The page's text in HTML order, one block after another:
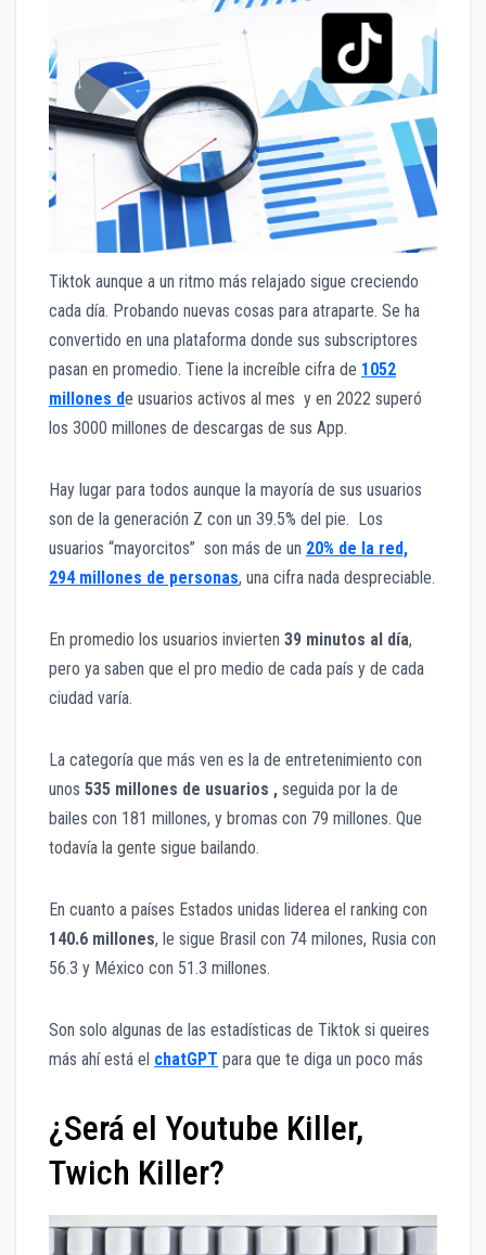
Tiktok aunque a un ritmo más relajado sigue creciendo
cada día. Probando nuevas cosas para atraparte. Se ha
convertido en una plataforma donde sus subscriptores
pasan en promedio. Tiene la increíble cifra de 1052
millones de usuarios activos al mes y en 2022 superó
los 3000 millones de descargas de sus App.
Hay lugar para todos aunque la mayoría de sus usuarios
son de la generación Z con un 39.5% del pie. Los
usuarios “mayorcitos” son más de un 20% de la red,
294 millones de personas, una cifra nada despreciable.
En promedio los usuarios invierten 39 minutos al día,
pero ya saben que el pro medio de cada país y de cada
ciudad varía.
La categoría que más ven es la de entretenimiento con
unos 535 millones de usuarios , seguida por la de
bailes con 181 millones, y bromas con 79 millones. Que
todavía la gente sigue bailando.
En cuanto a países Estados unidas liderea el ranking con
140.6 millones, le sigue Brasil con 74 milones, Rusia con
56.3 y México con 51.3 millones.
Son solo algunas de las estadísticas de Tiktok si queires
más ahí está el chatGPT para que te diga un poco más
¿Será el Youtube Killer,
Twich Killer?